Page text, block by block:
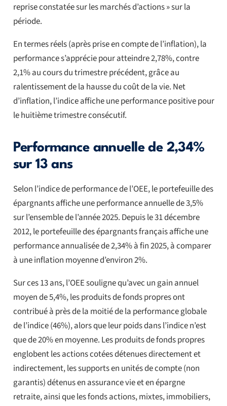
reprise constatée sur les marchés d’actions » sur la
période.
En termes réels (après prise en compte de l’inflation), la
performance s’apprécie pour atteindre 2,78%, contre
2,1% au cours du trimestre précédent, grâce au
ralentissement de la hausse du coût de la vie. Net
d’inflation, l’indice affiche une performance positive pour
le huitième trimestre consécutif.
Performance annuelle de 2,34%
sur 13 ans
Selon l’indice de performance de l’OEE, le portefeuille des
épargnants affiche une performance annuelle de 3,5%
sur l’ensemble de l’année 2025. Depuis le 31 décembre
2012, le portefeuille des épargnants français affiche une
performance annualisée de 2,34% à fin 2025, à comparer
à une inflation moyenne d’environ 2%.
Sur ces 13 ans, l’OEE souligne qu’avec un gain annuel
moyen de 5,4%, les produits de fonds propres ont
contribué à près de la moitié de la performance globale
de l’indice (46%), alors que leur poids dans l’indice n’est
que de 20% en moyenne. Les produits de fonds propres
englobent les actions cotées détenues directement et
indirectement, les supports en unités de compte (non
garantis) détenus en assurance vie et en épargne
retraite, ainsi que les fonds actions, mixtes, immobiliers,